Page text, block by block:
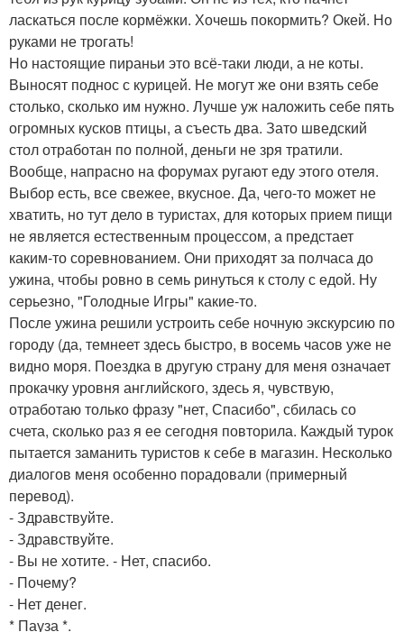
ласкаться после кормёжки. Хочешь покормить? Окей. Но
руками не трогать!
Но настоящие пираньи это всё-таки люди, а не коты.
Выносят поднос с курицей. Не могут же они взять себе
столько, сколько им нужно. Лучше уж наложить себе пять
огромных кусков птицы, а съесть два. Зато шведский
стол отработан по полной, деньги не зря тратили.
Вообще, напрасно на форумах ругают еду этого отеля.
Выбор есть, все свежее, вкусное. Да, чего-то может не
хватить, но тут дело в туристах, для которых прием пищи
не является естественным процессом, а предстает
каким-то соревнованием. Они приходят за полчаса до
ужина, чтобы ровно в семь ринуться к столу с едой. Ну
серьезно, "Голодные Игры" какие-то.
После ужина решили устроить себе ночную экскурсию по
городу (да, темнеет здесь быстро, в восемь часов уже не
видно моря. Поездка в другую страну для меня означает
прокачку уровня английского, здесь я, чувствую,
отработаю только фразу "нет, Спасибо", сбилась со
счета, сколько раз я ее сегодня повторила. Каждый турок
пытается заманить туристов к себе в магазин. Несколько
диалогов меня особенно порадовали (примерный
перевод).
- Здравствуйте.
- Здравствуйте.
- Вы не хотите. - Нет, спасибо.
- Почему?
- Нет денег.
* Пауза *.